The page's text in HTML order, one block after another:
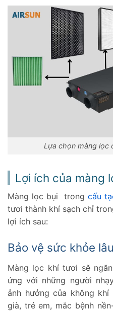
Lựa chọn màng lọc
Lợi ích của màng
Màng lọc bụi trong cấu
tươi thành khí sạch chỉ
lợi ích sau:
Bảo vệ sức khỏe
Màng lọc khí tươi sẽ
ứng với những người
ảnh hưởng của không
già, trẻ em, mắc bệnh